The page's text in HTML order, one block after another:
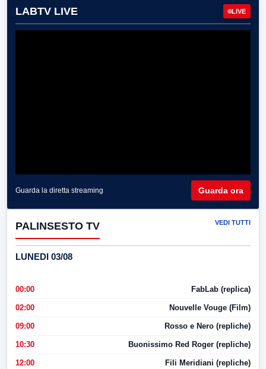
LABTV LIVE LIVE
Guarda la diretta streaming Guarda ora
PALINSESTO TV VEDI TUTTI
LUNEDI 03/08
00:00 FabLab (replica)
02:00 Nouvelle Vouge (Film)
09:00 Rosso e Nero (repliche)
10:30 Buonissimo Red Roger (repliche)
12:00 Fili Meridiani (repliche)